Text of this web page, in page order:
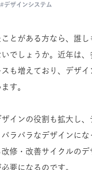
デザインシステム
とがある方なら、誰
でしょうか。近年は、
も増えており、 デザイ
す。
インの役割も拡大し
バラバラなデザインに
修・改善サイクルの
要になるのです。